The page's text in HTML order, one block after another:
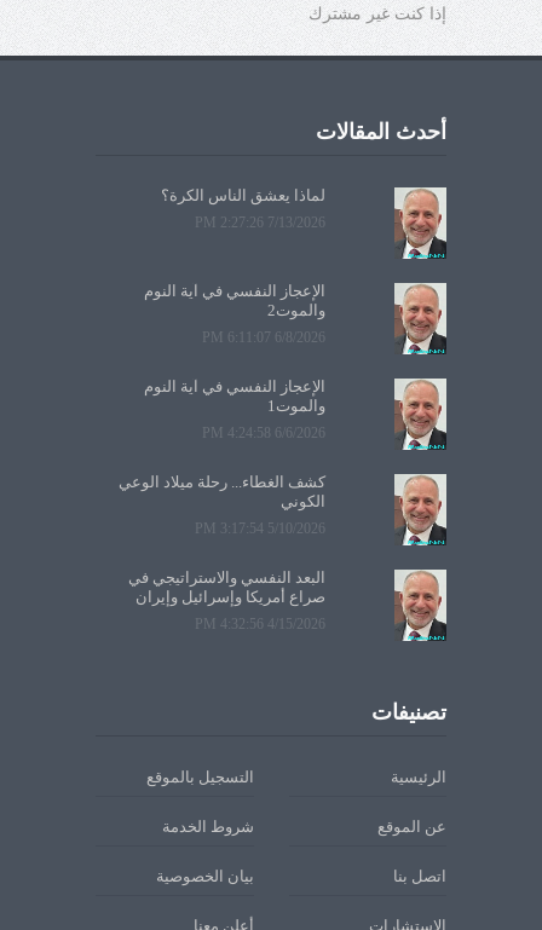
إذا كنت غير مشترك
أحدث المقالات
لماذا يعشق الناس الكرة؟
7/13/2026 2:27:26 PM
الإعجاز النفسي في آية النوم
والموت2
6/8/2026 6:11:07 PM
الإعجاز النفسي في آية النوم
والموت1
6/6/2026 4:24:58 PM
كشف الغطاء... رحلة ميلاد الوعي
الكوني
5/10/2026 3:17:54 PM
البعد النفسي والاستراتيجي في
صراع أمريكا وإسرائيل وإيران
4/15/2026 4:32:56 PM
تصنيفات
الرئيسية التسجيل بالموقع
عن الموقع شروط الخدمة
اتصل بنا بيان الخصوصية
الاستشارات أعلن معنا